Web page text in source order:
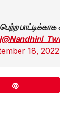
18, 2022